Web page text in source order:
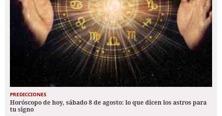
PREDICCIONES
Horóscopo de hoy, sábado 8 de agosto: lo que dicen los astros para
tu signo